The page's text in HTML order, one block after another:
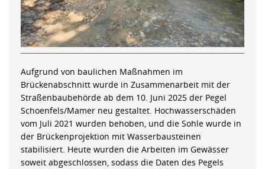
Aufgrund von baulichen Maßnahmen im
Brückenabschnitt wurde in Zusammenarbeit mit der
Straßenbaubehörde ab dem 10. Juni 2025 der Pegel
Schoenfels/Mamer neu gestaltet. Hochwasserschäden
vom Juli 2021 wurden behoben, und die Sohle wurde in
der Brückenprojektion mit Wasserbausteinen
stabilisiert. Heute wurden die Arbeiten im Gewässer
soweit abgeschlossen, sodass die Daten des Pegels